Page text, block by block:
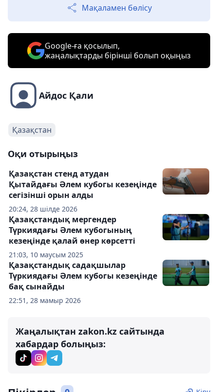
Мақаламен бөлісу
Google-ға қосылып,
жаңалықтарды бірінші болып оқыңыз
Айдос Қали
Қазақстан
Оқи отырыңыз
20:24, 28 шілде 2026
Қазақстан стенд атудан
Қытайдағы Әлем кубогы кезеңінде
сегізінші орын алды
21:03, 10 маусым 2025
Қазақстандық мергендер
Түркиядағы Әлем кубогының
кезеңінде қалай өнер көрсетті
22:51, 28 мамыр 2026
Қазақстандық садақшылар
Түркиядағы Әлем кубогы кезеңінде
бақ сынайды
Жаңалықтан zakon.kz сайтында
хабардар болыңыз: